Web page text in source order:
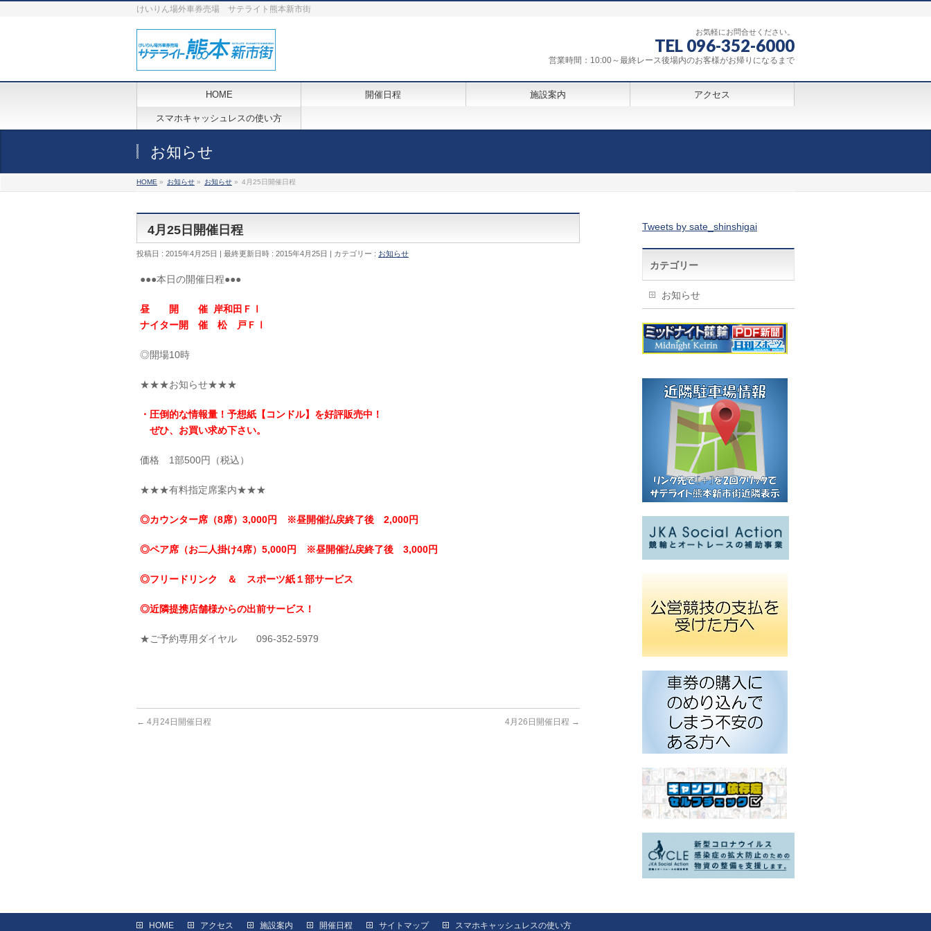
けいりん場外車券売場 サテライト熊本新市街
お気軽にお問合せください。
TEL 096-352-6000
営業時間：10:00～最終レース後場内のお客様がお帰りになるまで
HOME 開催日程 施設案内 アクセス
スマホキャッシュレスの使い方
お知らせ
HOME » お知らせ » お知らせ » 4月25日開催日程
4月25日開催日程
投稿日 : 2015年4月25日 最終更新日時 : 2015年4月25日 カテゴリー : お知らせ
●●●本日の開催日程●●●
昼 開 催 岸和田ＦⅠ
ナイター開 催 松 戸ＦⅠ
◎開場10時
★★★お知らせ★★★
・圧倒的な情報量！予想紙【コンドル】を好評販売中！
ぜひ、お買い求め下さい。
価格 1部500円（税込）
★★★有料指定席案内★★★
◎カウンター席（8席）3,000円 ※昼開催払戻終了後 2,000円
◎ペア席（お二人掛け4席）5,000円 ※昼開催払戻終了後 3,000円
◎フリードリンク ＆ スポーツ紙１部サービス
◎近隣提携店舗様からの出前サービス！
★ご予約専用ダイヤル 096-352-5979
← 4月24日開催日程 4月26日開催日程 →
Tweets by sate_shinshigai
カテゴリー
お知らせ
HOME アクセス 施設案内 開催日程 サイトマップ スマホキャッシュレスの使い方